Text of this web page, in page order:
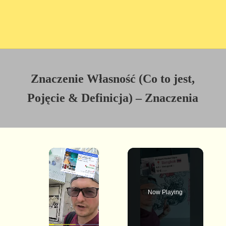
Znaczenie Własność (Co to jest,
Pojęcie & Definicja) – Znaczenia
×
Now Playing